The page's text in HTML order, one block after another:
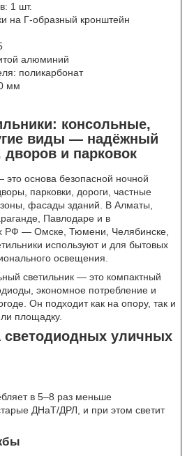
1 шт.
на Г-образный кронштейн
алюминий
поликарбонат
мм
консольные,
виды — надёжный
дворов и парковок
основа безопасной ночной
парковки, дороги, частные
фасады зданий. В Алматы,
Павлодаре и в
РФ — Омске, Тюмени, Челябинске,
используют и для бытовых
освещения.
светильник — это компактный
экономное потребление и
Он подходит как на опору, так и
площадку.
светодиодных уличных
в 5–8 раз меньше
ДНаТ/ДРЛ, и при этом светит